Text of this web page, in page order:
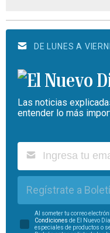
DE LUNES A
Las noticias
entender lo más
Regístrate a
Al someter tu correo
Condiciones de El Nuevo
especiales de productos o